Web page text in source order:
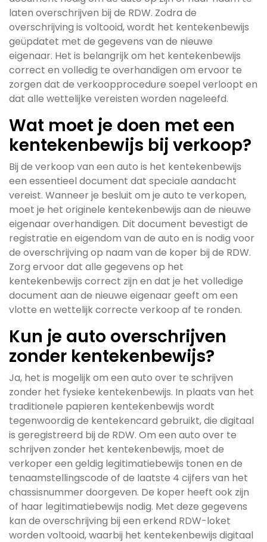
laten overschrijven bij de RDW. Zodra de
overschrijving is voltooid, wordt het kentekenbewijs
geüpdatet met de gegevens van de nieuwe
eigenaar. Het is belangrijk om het kentekenbewijs
correct en volledig te overhandigen om ervoor te
zorgen dat de verkoopprocedure soepel verloopt en
dat alle wettelijke vereisten worden nageleefd.
Wat moet je doen met een
kentekenbewijs bij verkoop?
Bij de verkoop van een auto is het kentekenbewijs
een essentieel document dat speciale aandacht
vereist. Wanneer je besluit om je auto te verkopen,
moet je het originele kentekenbewijs aan de nieuwe
eigenaar overhandigen. Dit document bevestigt de
registratie en eigendom van de auto en is nodig voor
de overschrijving op naam van de koper bij de RDW.
Zorg ervoor dat alle gegevens op het
kentekenbewijs correct zijn en dat je het volledige
document aan de nieuwe eigenaar geeft om een
vlotte en wettelijk correcte verkoop af te ronden.
Kun je auto overschrijven
zonder kentekenbewijs?
Ja, het is mogelijk om een auto over te schrijven
zonder het fysieke kentekenbewijs. In plaats van het
traditionele papieren kentekenbewijs wordt
tegenwoordig de kentekencard gebruikt, die digitaal
is geregistreerd bij de RDW. Om een auto over te
schrijven zonder het kentekenbewijs, moet de
verkoper een geldig legitimatiebewijs tonen en de
tenaamstellingscode of de laatste 4 cijfers van het
chassisnummer doorgeven. De koper heeft ook zijn
of haar legitimatiebewijs nodig. Met deze gegevens
kan de overschrijving bij een erkend RDW-loket
worden voltooid, waarbij het kentekenbewijs digitaal